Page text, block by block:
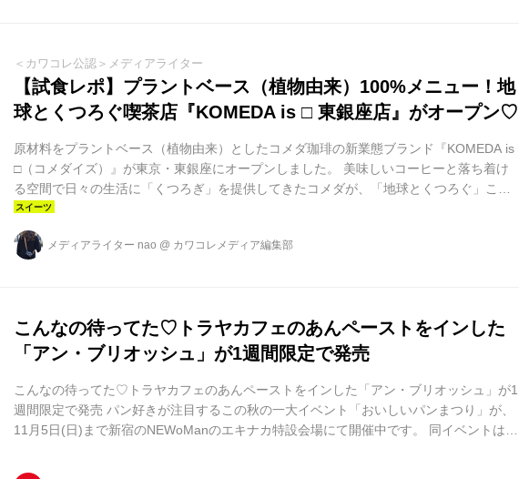
＜カワコレ公認＞メディアライター
【試食レポ】プラントベース（植物由来）100%メニュー！地
球とくつろぐ喫茶店『KOMEDA is □ 東銀座店』がオープン♡
原材料をプラントベース（植物由来）としたコメダ珈琲の新業態ブランド『KOMEDA is
□（コメダイズ）』が東京・東銀座にオープンしました。 美味しいコーヒーと落ち着け
る空間で日々の生活に「くつろぎ」を提供してきたコメダが、「地球とくつろぐ」こと
を目指して作ったのが今回の『KOMEDA is □』。地球温暖化の大きな原因のひとつは家
畜と言われているそう。畜産による水質汚濁や森林破壊が問題となっている中、毎日じ
ゃなくてもお肉を休む日を作り、好きなときに好きなペースで美味しいプラントベース
メディアライター nao @ カワコレメディア編集部
こんなの待ってた♡トラヤカフェのあんペーストをインした
「アン・ブリオッシュ」が1週間限定で発売
こんなの待ってた♡トラヤカフェのあんペーストをインした「アン・ブリオッシュ」が1
週間限定で発売 パン好きが注目するこの秋の一大イベント「おいしいパンまつり」が、
11月5日(日)まで新宿のNEWoManのエキナカ特設会場にて開催中です。 同イベントは週
でル ビアン・ミッシェルとトラヤカフェ・あんスタンドのコラボ商品も新登場! ル ビア